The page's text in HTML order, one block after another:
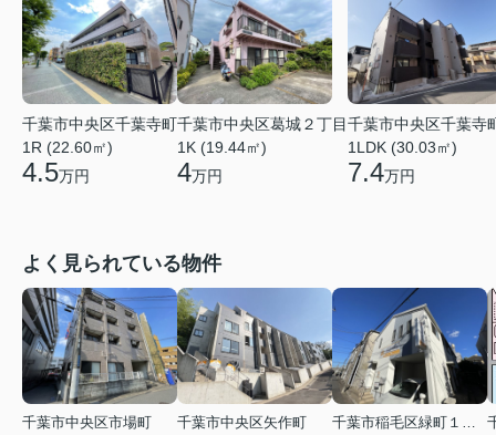
千葉市中央区千葉寺町
1R (22.60㎡)
4.5万円
千葉市中央区葛城２丁目
1K (19.44㎡)
4万円
千葉市中央区千葉寺
1LDK (30.03㎡)
7.4万円
よく見られている物件
千葉市中央区市場町
千葉市中央区矢作町
千葉市稲毛区緑町１丁目